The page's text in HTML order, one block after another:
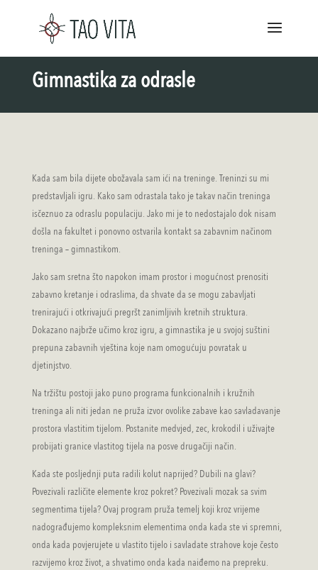
Gimnastika za odrasle
Kada sam bila dijete obožavala sam ići na treninge. Treninzi su mi
predstavljali igru. Kako sam odrastala tako je takav način treninga
isčeznuo za odraslu populaciju. Jako mi je to nedostajalo dok nisam
došla na fakultet i ponovno ostvarila kontakt sa zabavnim načinom
treninga – gimnastikom.
Jako sam sretna što napokon imam prostor i mogućnost prenositi
zabavno kretanje i odraslima, da shvate da se mogu zabavljati
trenirajući i otkrivajući pregršt zanimljivih kretnih struktura.
Dokazano najbrže učimo kroz igru, a gimnastika je u svojoj suštini
prepuna zabavnih vještina koje nam omogućuju povratak u
djetinjstvo.
Na tržištu postoji jako puno programa funkcionalnih i kružnih
treninga ali niti jedan ne pruža izvor ovolike zabave kao savladavanje
prostora vlastitim tijelom. Postanite medvjed, zec, krokodil i uživajte
probijati granice vlastitog tijela na posve drugačiji način.
Kada ste posljednji puta radili kolut naprijed? Dubili na glavi?
Povezivali različite elemente kroz pokret? Povezivali mozak sa svim
segmentima tijela? Ovaj program pruža temelj koji kroz vrijeme
nadograđujemo kompleksnim elementima onda kada ste vi spremni,
onda kada povjerujete u vlastito tijelo i savladate strahove koje često
razvijemo kroz život, a shvatimo onda kada naiđemo na prepreku.